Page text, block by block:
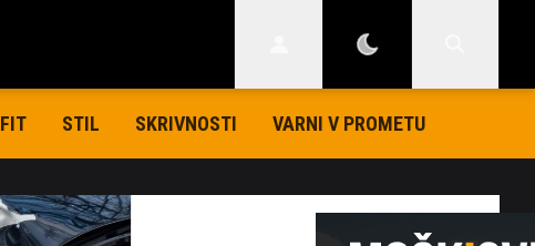
FIT STIL SKRIVNOSTI VARNI V PROMETU